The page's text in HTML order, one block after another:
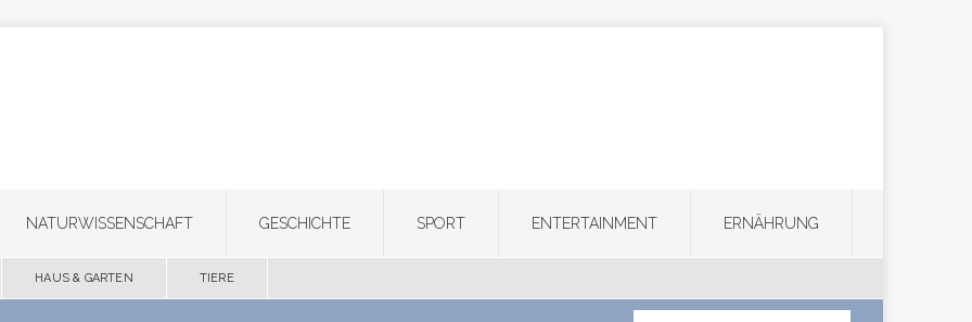
NATURWISSENSCHAFT GESCHICHTE SPORT ENTERTAINMENT ERNÄHRUNG
HAUS & GARTEN TIERE